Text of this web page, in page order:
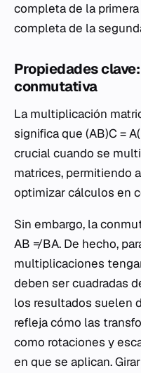
completa de la
completa de la
Propiedades
conmutativa
La multiplicación
significa que (AB)C=A(
crucial cuando se
matrices, permitiendo
optimizar cálculos en
Sin embargo, la
AB ≠BA. De hecho,
multiplicaciones
deben ser cuadradas
los resultados suelen
refleja cómo las
como rotaciones y
en que se aplican.